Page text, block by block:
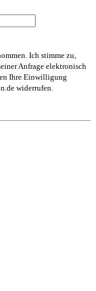
Ich stimme zu,
Anfrage elektronisch
Ihre Einwilligung
widerrufen.